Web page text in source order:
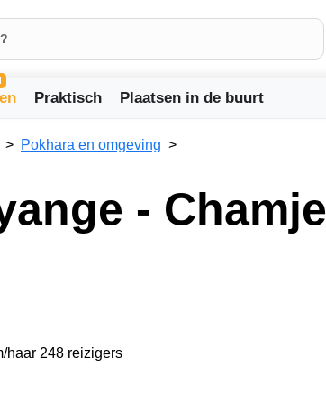
Praktisch Plaatsen in de buurt
Pokhara en omgeving
- Chamje
haar 248 reizigers